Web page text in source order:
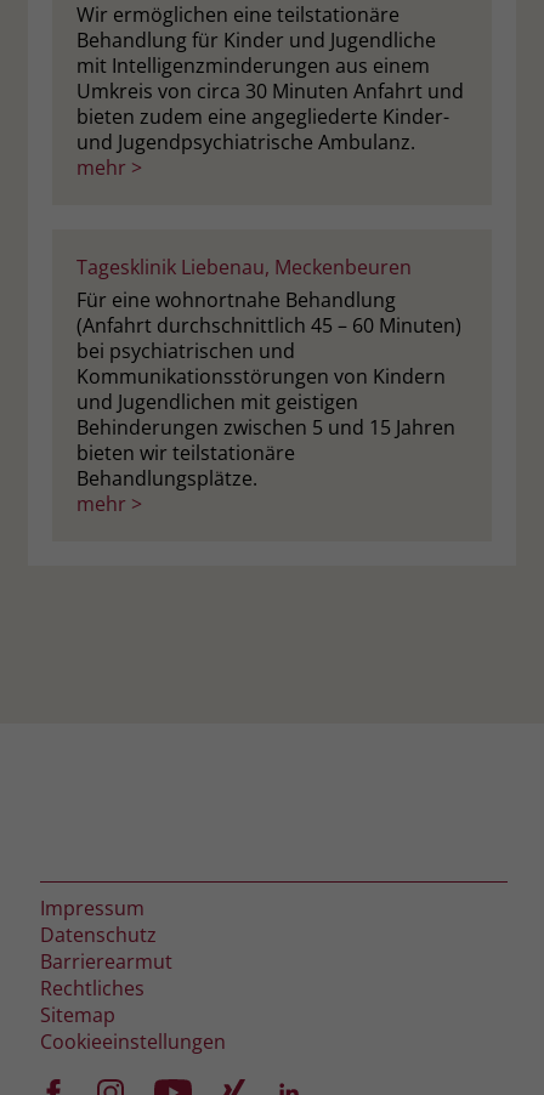
Wir ermöglichen eine teilstationäre
Behandlung für Kinder und Jugendliche
mit Intelligenzminderungen aus einem
Umkreis von circa 30 Minuten Anfahrt und
bieten zudem eine angegliederte Kinder-
und Jugendpsychiatrische Ambulanz.
mehr >
Tagesklinik Liebenau, Meckenbeuren
Für eine wohnortnahe Behandlung
(Anfahrt durchschnittlich 45 – 60 Minuten)
bei psychiatrischen und
Kommunikationsstörungen von Kindern
und Jugendlichen mit geistigen
Behinderungen zwischen 5 und 15 Jahren
bieten wir teilstationäre
Behandlungsplätze.
mehr >
Impressum
Datenschutz
Barrierearmut
Rechtliches
Sitemap
Cookieeinstellungen